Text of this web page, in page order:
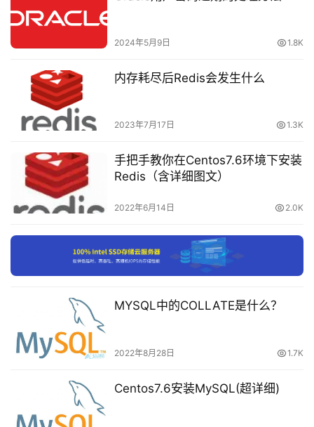
案
费
内
-
单
dbName.* : 授予dbName数据库所有表的权限
dbName.dbTable
: 授予数据库dbName中dbTable表的
username@host
用户登录的IP地址. 其中Host有以下几种类型
% : 允许在除本机之外的任何一台机器远程登录
192.168.52.32
IP登录.
password 指定该用户登录时的密码
flush privileges
修改密码
运行以下命令可以修改用户密码:
update mysql.user
2024年5月9日 1.8K
内存耗尽后Redis会发生什么
2023年7月17日 1.3K
手把手教你在Centos7.6环境下安装
Redis（含详细图文）
2022年6月14日 2.0K
MYSQL中的COLLATE是什么？
2022年8月28日 1.7K
Centos7.6安装MySQL(超详细)